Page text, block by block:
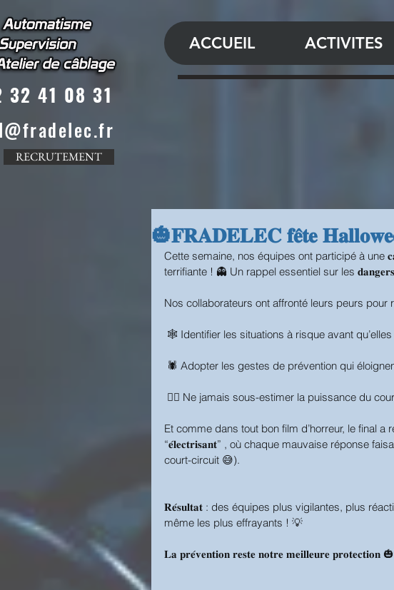
32 41 08 31
RECRUTEMENT
ACCUEIL ACTIVITES
🎃𝐅𝐑𝐀𝐃𝐄𝐋𝐄𝐂 𝐟𝐞̂𝐭𝐞
Cette semaine, nos équipes ont participé à une
terrifiante ! 👻 Un rappel essentiel sur les 𝐝𝐚𝐧𝐠𝐞𝐫𝐬 𝐝𝐞
Nos collaborateurs ont affronté leurs peurs pour
🕸️ Identifier les situations à risque avant
🕷️ Adopter les gestes de prévention qui
🧟‍♂️ Ne jamais sous-estimer la puissance du
Et comme dans tout bon film d’horreur, le final a
“𝐞́𝐥𝐞𝐜𝐭𝐫𝐢𝐬𝐚𝐧𝐭” , où chaque mauvaise réponse
court-circuit 😅).
𝐑𝐞́𝐬𝐮𝐥𝐭𝐚𝐭 : des équipes plus vigilantes, plus
même les plus effrayants ! 💡
𝐋𝐚 𝐩𝐫𝐞́𝐯𝐞𝐧𝐭𝐢𝐨𝐧 𝐫𝐞𝐬𝐭𝐞 𝐧𝐨𝐭𝐫𝐞 𝐦𝐞𝐢𝐥𝐥𝐞𝐮𝐫𝐞 𝐩𝐫𝐨𝐭𝐞𝐜𝐭𝐢𝐨𝐧